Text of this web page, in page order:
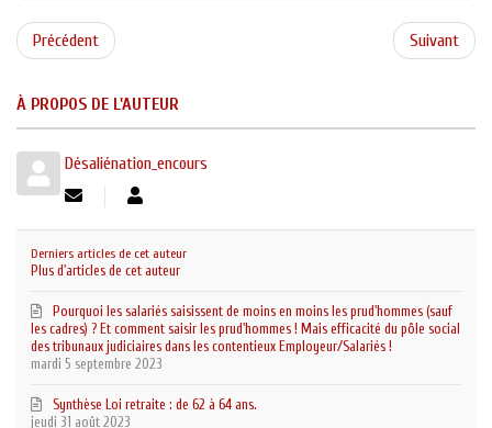
Précédent Suivant
À PROPOS DE L'AUTEUR
Désaliénation_encours
Suivre
blogueur
Désaliénation_encours
Derniers articles de cet auteur
Plus d'articles de cet auteur
mardi 5 septembre 2023
Pourquoi les salariés saisissent de moins en moins les prud'hommes (sauf
les cadres) ? Et comment saisir les prud'hommes ! Mais efficacité du pôle social
des tribunaux judiciaires dans les contentieux Employeur/Salariés !
jeudi 31 août 2023
Synthèse Loi retraite : de 62 à 64 ans.